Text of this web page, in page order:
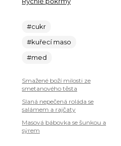
#cukr
#kuřecí maso
#med
Smažené boží milosti ze
smetanového těsta
Slaná nepečená roláda se
salámem a rajčaty
Masová bábovka se šunkou a
sýrem